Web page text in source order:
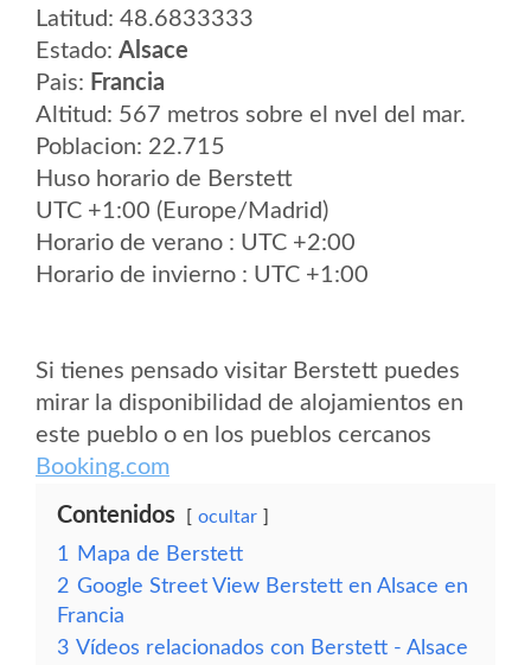
Latitud: 48.6833333
Estado: Alsace
Pais: Francia
Altitud: 567 metros sobre el nvel del mar.
Poblacion: 22.715
Huso horario de Berstett
UTC +1:00 (Europe/Madrid)
Horario de verano : UTC +2:00
Horario de invierno : UTC +1:00
Si tienes pensado visitar Berstett puedes
mirar la disponibilidad de alojamientos en
este pueblo o en los pueblos cercanos
Booking.com
Contenidos ocultar
1
Mapa de Berstett
2 Google Street View Berstett en Alsace en
Francia
3 Vídeos relacionados con Berstett - Alsace